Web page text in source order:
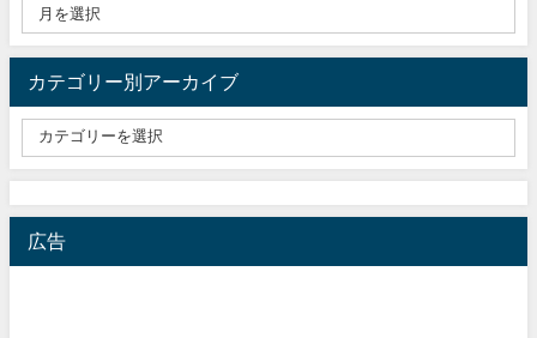
カテゴリー別アーカイブ
広告